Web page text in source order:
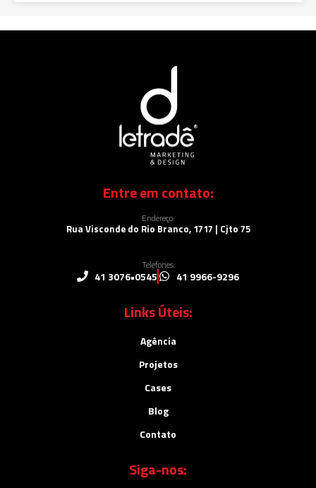
Entre em contato:
Endereço:
Rua Visconde do Rio Branco, 1717 | Cjto 75
Telefones:
41 3076•0545 41 9966-9296
Links Úteis:
Agência
Projetos
Cases
Blog
Contato
Siga-nos: